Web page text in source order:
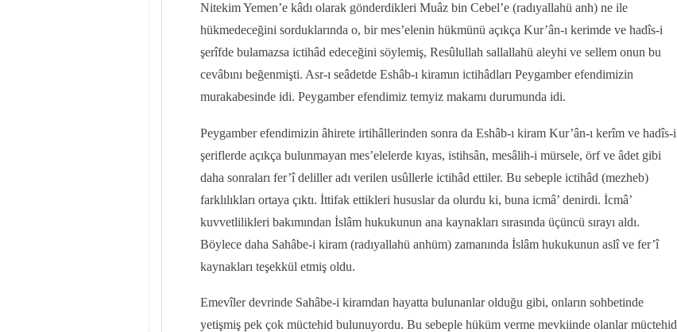
Nitekim Yemen’e kâdı olarak gönderdikleri Muâz bin Cebel’e (radıyallahü anh) ne ile
hükmedeceğini sorduklarında o, bir mes’elenin hükmünü açıkça Kur’ân-ı kerimde ve hadîs-i
şerîfde bulamazsa ictihâd edeceğini söylemiş, Resûlullah sallallahü aleyhi ve sellem onun bu
cevâbını beğenmişti. Asr-ı seâdetde Eshâb-ı kiramın ictihâdları Peygamber efendimizin
murakabesinde idi. Peygamber efendimiz temyiz makamı durumunda idi.
Peygamber efendimizin âhirete irtihâllerinden sonra da Eshâb-ı kiram Kur’ân-ı kerîm ve hadîs-i
şeriflerde açıkça bulunmayan mes’elelerde kıyas, istihsân, mesâlih-i mürsele, örf ve âdet gibi
daha sonraları fer’î deliller adı verilen usûllerle ictihâd ettiler. Bu sebeple ictihâd (mezheb)
farklılıkları ortaya çıktı. İttifak ettikleri hususlar da olurdu ki, buna icmâ’ denirdi. İcmâ’
kuvvetlilikleri bakımından İslâm hukukunun ana kaynakları sırasında üçüncü sırayı aldı.
Böylece daha Sahâbe-i kiram (radıyallahü anhüm) zamanında İslâm hukukunun aslî ve fer’î
kaynakları teşekkül etmiş oldu.
Emevîler devrinde Sahâbe-i kiramdan hayatta bulunanlar olduğu gibi, onların sohbetinde
yetişmiş pek çok müctehid bulunuyordu. Bu sebeple hüküm verme mevkiinde olanlar müctehid